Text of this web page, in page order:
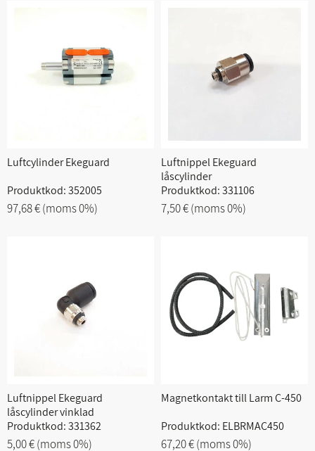
Luftcylinder Ekeguard
Produktkod: 352005
97,68 €(moms 0%)
Luftnippel Ekeguard
låscylinder
Produktkod: 331106
7,50 €(moms 0%)
Luftnippel Ekeguard
låscylinder vinklad
Produktkod: 331362
5,00 €(moms 0%)
Magnetkontakt till Larm C-450
Produktkod: ELBRMAC450
67,20 €(moms 0%)